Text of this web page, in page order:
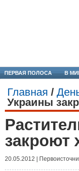
ПЕРВАЯ ПОЛОСА В
Главная /
Украины
закроют
20.05.2012 |